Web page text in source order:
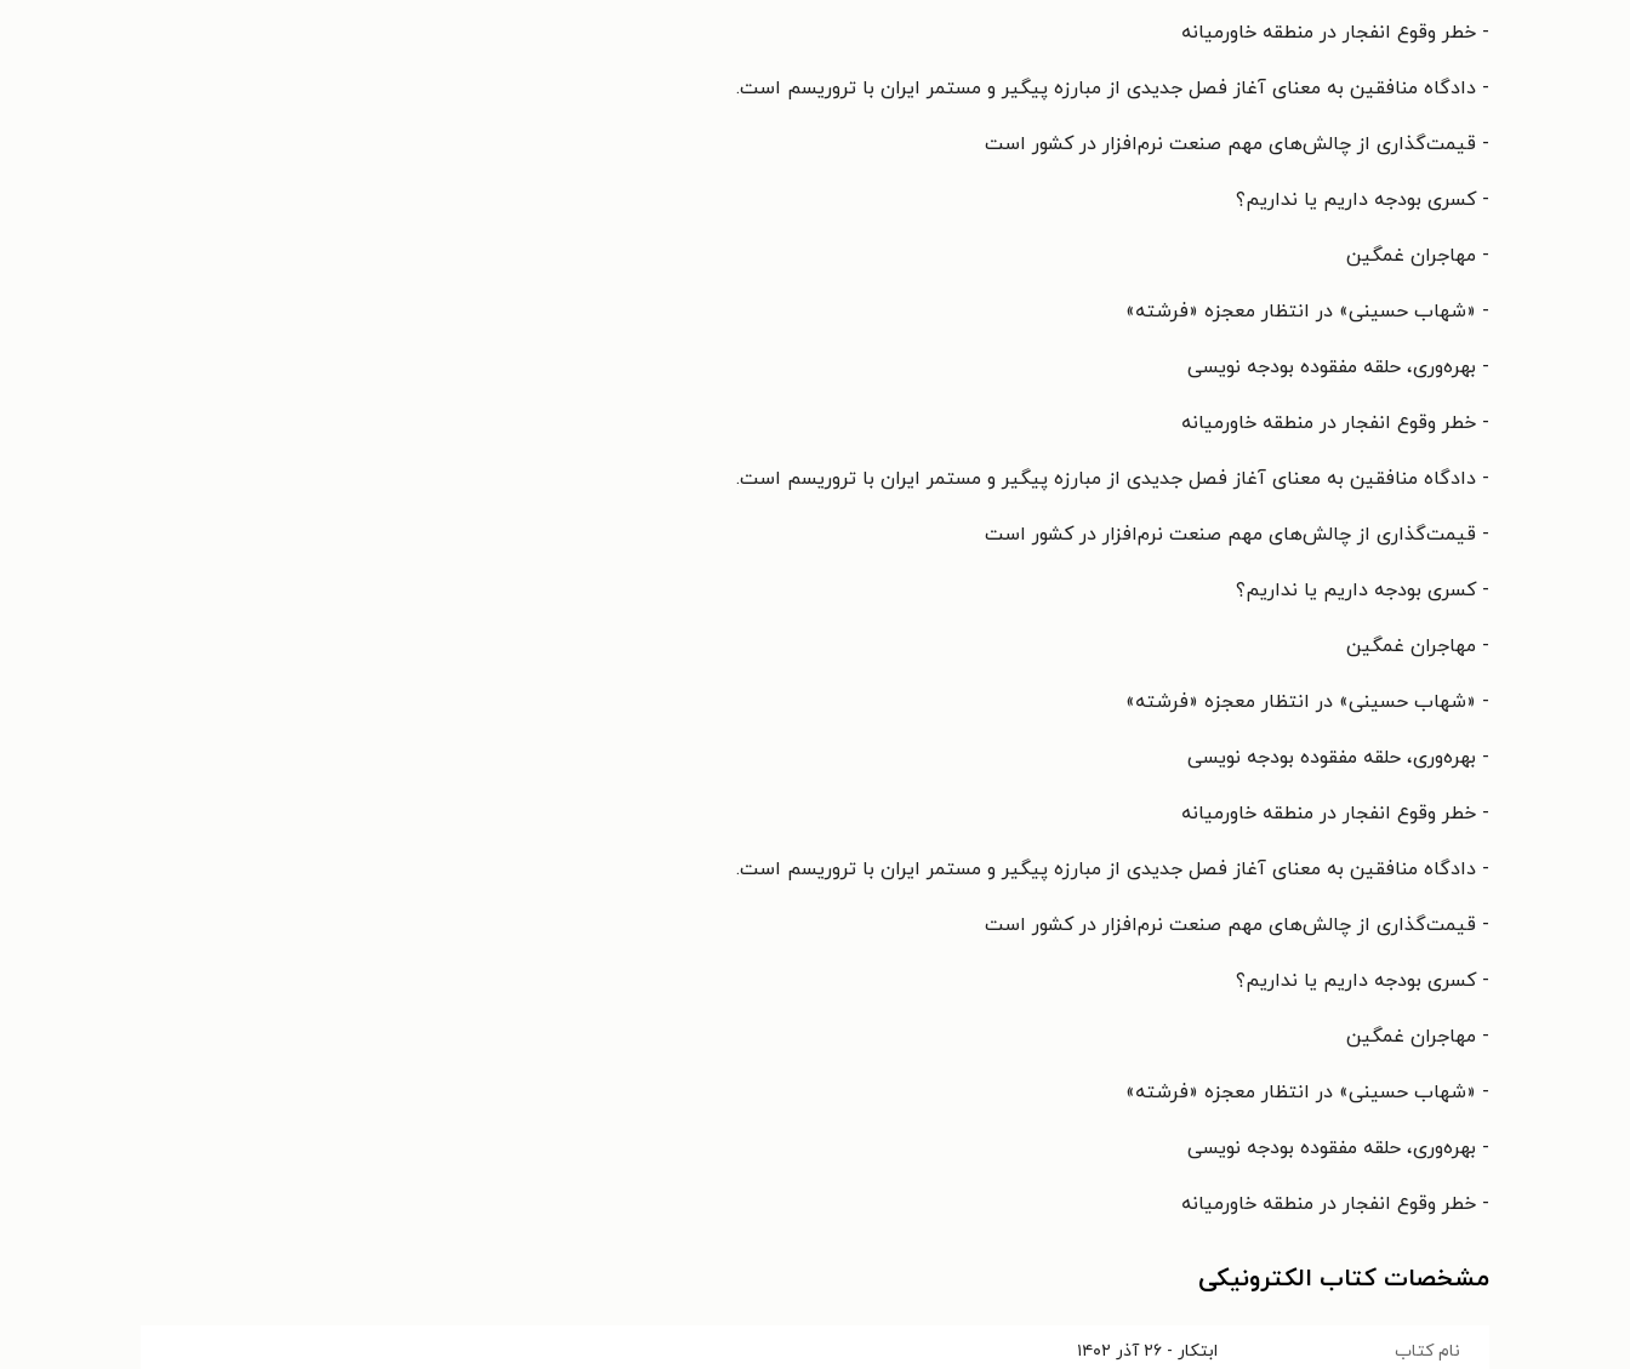
- خطر وقوع انفجار در منطقه خاورمیانه
- دادگاه منافقین به معنای آغاز فصل جدیدی از مبارزه پیگیر و مستمر ایران با تروریسم است.
- قیمت‌گذاری از چالش‌های مهم صنعت نرم‌افزار در کشور است
- کسری بودجه داریم یا نداریم؟
- مهاجران غمگین
- «شهاب حسینی» در انتظار معجزه «فرشته»
- بهره‌وری، حلقه مفقوده بودجه نویسی
- خطر وقوع انفجار در منطقه خاورمیانه
- دادگاه منافقین به معنای آغاز فصل جدیدی از مبارزه پیگیر و مستمر ایران با تروریسم است.
- قیمت‌گذاری از چالش‌های مهم صنعت نرم‌افزار در کشور است
- کسری بودجه داریم یا نداریم؟
- مهاجران غمگین
- «شهاب حسینی» در انتظار معجزه «فرشته»
- بهره‌وری، حلقه مفقوده بودجه نویسی
- خطر وقوع انفجار در منطقه خاورمیانه
- دادگاه منافقین به معنای آغاز فصل جدیدی از مبارزه پیگیر و مستمر ایران با تروریسم است.
- قیمت‌گذاری از چالش‌های مهم صنعت نرم‌افزار در کشور است
- کسری بودجه داریم یا نداریم؟
- مهاجران غمگین
- «شهاب حسینی» در انتظار معجزه «فرشته»
- بهره‌وری، حلقه مفقوده بودجه نویسی
- خطر وقوع انفجار در منطقه خاورمیانه
مشخصات کتاب الکترونیکی
نام کتاب ابتکار - ۲۶ آذر ۱۴۰۲